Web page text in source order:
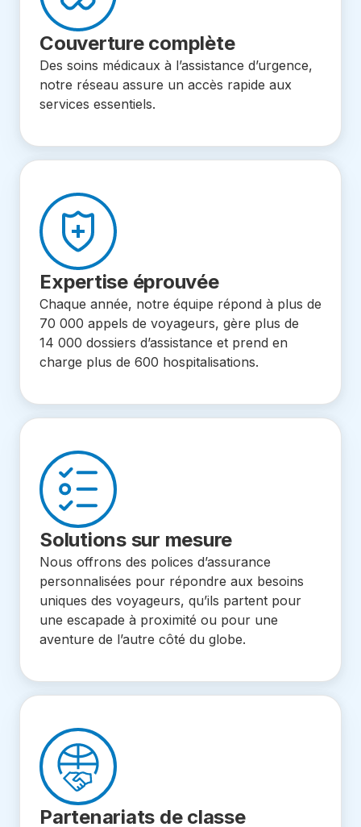
Couverture complète
Des soins médicaux à l’assistance d’urgence,
notre réseau assure un accès rapide aux
services essentiels.
Expertise éprouvée
Chaque année, notre équipe répond à plus de
70 000 appels de voyageurs, gère plus de
14 000 dossiers d’assistance et prend en
charge plus de 600 hospitalisations.
Solutions sur mesure
Nous offrons des polices d’assurance
personnalisées pour répondre aux besoins
uniques des voyageurs, qu’ils partent pour
une escapade à proximité ou pour une
aventure de l’autre côté du globe.
Partenariats de classe